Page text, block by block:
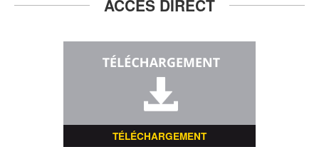
ACCÈS DIRECT
TÉLÉCHARGEMENT